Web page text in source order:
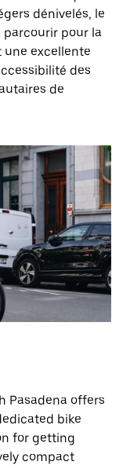
dénivelés, le
parcourir pour la
une excellente
des
de
Pasadena offers
bike
for getting
compact